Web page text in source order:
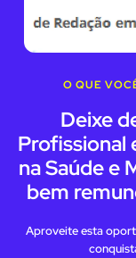
O QUE
Deixe
Profissional
na Saúde e
bem
Aproveite esta